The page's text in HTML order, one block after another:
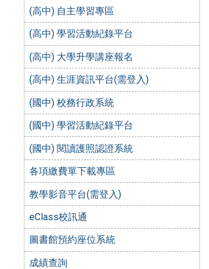
(高中) 自主學習專區
(高中) 學習活動紀錄平台
(高中) 大學升學講座報名
(高中) 生涯資訊平台(需登入)
(國中) 校務行政系統
(國中) 學習活動紀錄平台
(國中) 閱讀護照認證系統
各項繳費單下載專區
教學影音平台(需登入)
eClass校訊通
圖書館預約座位系統
成績查詢